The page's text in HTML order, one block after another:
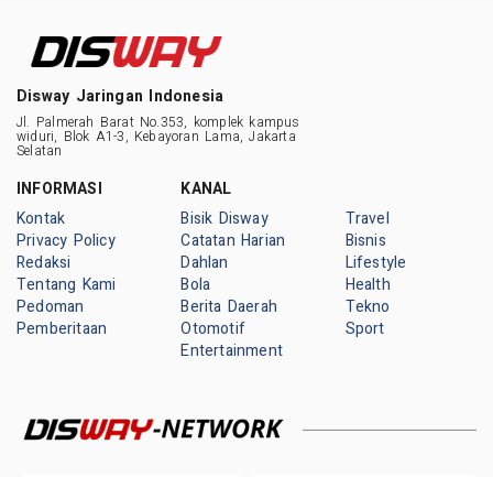
Disway Jaringan Indonesia
Jl. Palmerah Barat No.353, komplek kampus
widuri, Blok A1-3, Kebayoran Lama, Jakarta
Selatan
INFORMASI
Kontak
Privacy Policy
Redaksi
Tentang Kami
Pedoman
Pemberitaan
KANAL
Bisik Disway
Catatan Harian
Dahlan
Bola
Berita Daerah
Otomotif
Entertainment
Travel
Bisnis
Lifestyle
Health
Tekno
Sport